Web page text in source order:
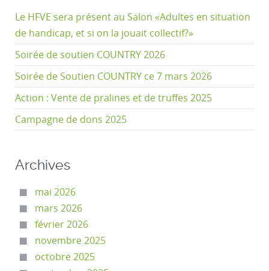
Le HFVE sera présent au Salon «Adultes en situation
de handicap, et si on la jouait collectif?»
Soirée de soutien COUNTRY 2026
Soirée de Soutien COUNTRY ce 7 mars 2026
Action : Vente de pralines et de truffes 2025
Campagne de dons 2025
Archives
mai 2026
mars 2026
février 2026
novembre 2025
octobre 2025